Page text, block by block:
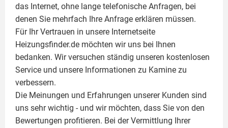
das Internet, ohne lange telefonische Anfragen, bei
denen Sie mehrfach Ihre Anfrage erklären müssen.
Für Ihr Vertrauen in unsere Internetseite
Heizungsfinder.de möchten wir uns bei Ihnen
bedanken. Wir versuchen ständig unseren kostenlosen
Service und unsere Informationen zu Kamine zu
verbessern.
Die Meinungen und Erfahrungen unserer Kunden sind
uns sehr wichtig - und wir möchten, dass Sie von den
Bewertungen profitieren. Bei der Vermittlung Ihrer